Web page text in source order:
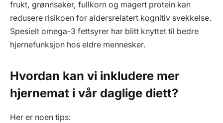
frukt, grønnsaker, fullkorn og magert protein kan
redusere risikoen for aldersrelatert kognitiv svekkelse.
Spesielt omega-3 fettsyrer har blitt knyttet til bedre
hjernefunksjon hos eldre mennesker.
Hvordan kan vi inkludere mer
hjernemat i vår daglige diett?
Her er noen tips: